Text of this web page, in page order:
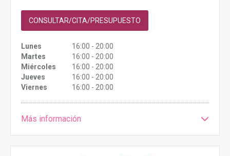
CONSULTAR/CITA/PRESUPUESTO
Lunes
16:00 - 20:00
Martes
16:00 - 20:00
Miércoles
16:00 - 20:00
Jueves
16:00 - 20:00
Viernes
16:00 - 20:00
Más información